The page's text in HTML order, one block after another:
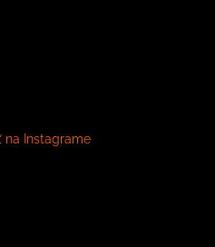
na Instagrame